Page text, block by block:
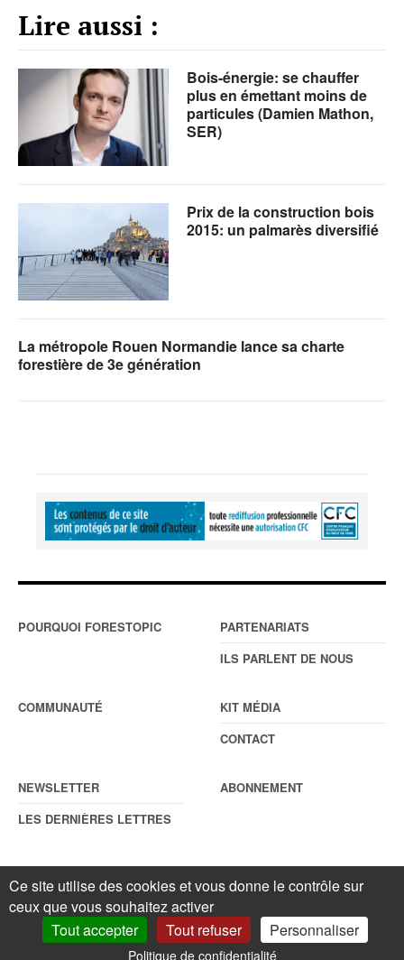
Lire aussi :
Bois-énergie: se chauffer
plus en émettant moins de
particules (Damien Mathon,
SER)
Prix de la construction bois
2015: un palmarès diversifié
La métropole Rouen Normandie lance sa charte
forestière de 3e génération
POURQUOI FORESTOPIC
PARTENARIATS
ILS PARLENT DE NOUS
COMMUNAUTÉ
KIT MÉDIA
CONTACT
NEWSLETTER
LES DERNIÈRES LETTRES
ABONNEMENT
© ForestopicMentions légales. Reproduction interdite sans autorisation
écrite préalable.Gestionnaire de cookies
Ce site utilise des cookies et vous donne le contrôle sur
ceux que vous souhaitez activer
Tout accepter
Tout refuser Personnaliser
Politique de confidentialité